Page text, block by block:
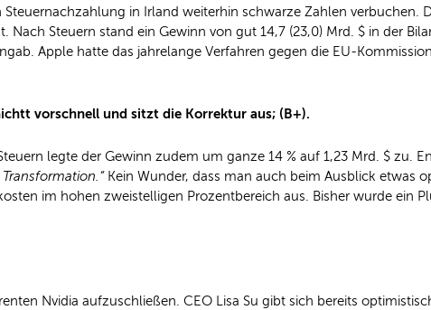
in Irland weiterhin schwarze Zahlen verbuchen.
Steuern stand ein Gewinn von gut 14,7 (23,0) Mrd. $ in der
Apple hatte das jahrelange Verfahren gegen die EU-
vorschnell und sitzt die Korrektur aus; (B+).
legte der Gewinn zudem um ganze 14 % auf 1,23 Mrd. $ zu.
Kein Wunder, dass man auch beim Ausblick etwas
im hohen zweistelligen Prozentbereich aus. Bisher wurde ein
Nvidia aufzuschließen. CEO Lisa Su gibt sich bereits